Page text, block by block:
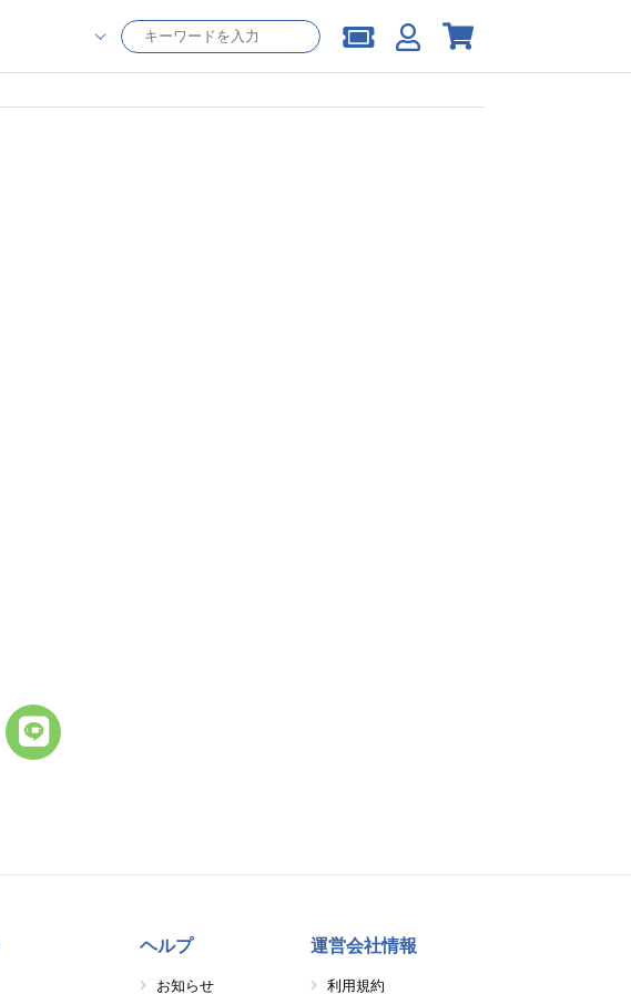
ヘルプ
お知らせ
運営会社情報
利用規約